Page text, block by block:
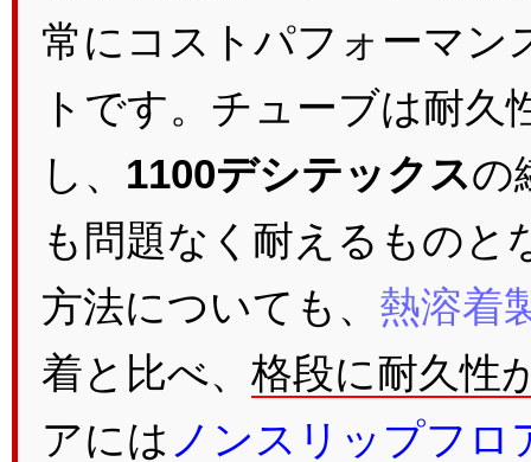
常にコストパフォーマン
トです。チューブは耐
し、 1100デシテックスの
も問題なく耐えるものと
方法についても、 熱溶着
着と比べ、 格段に耐久性
アには ノンスリップフロ